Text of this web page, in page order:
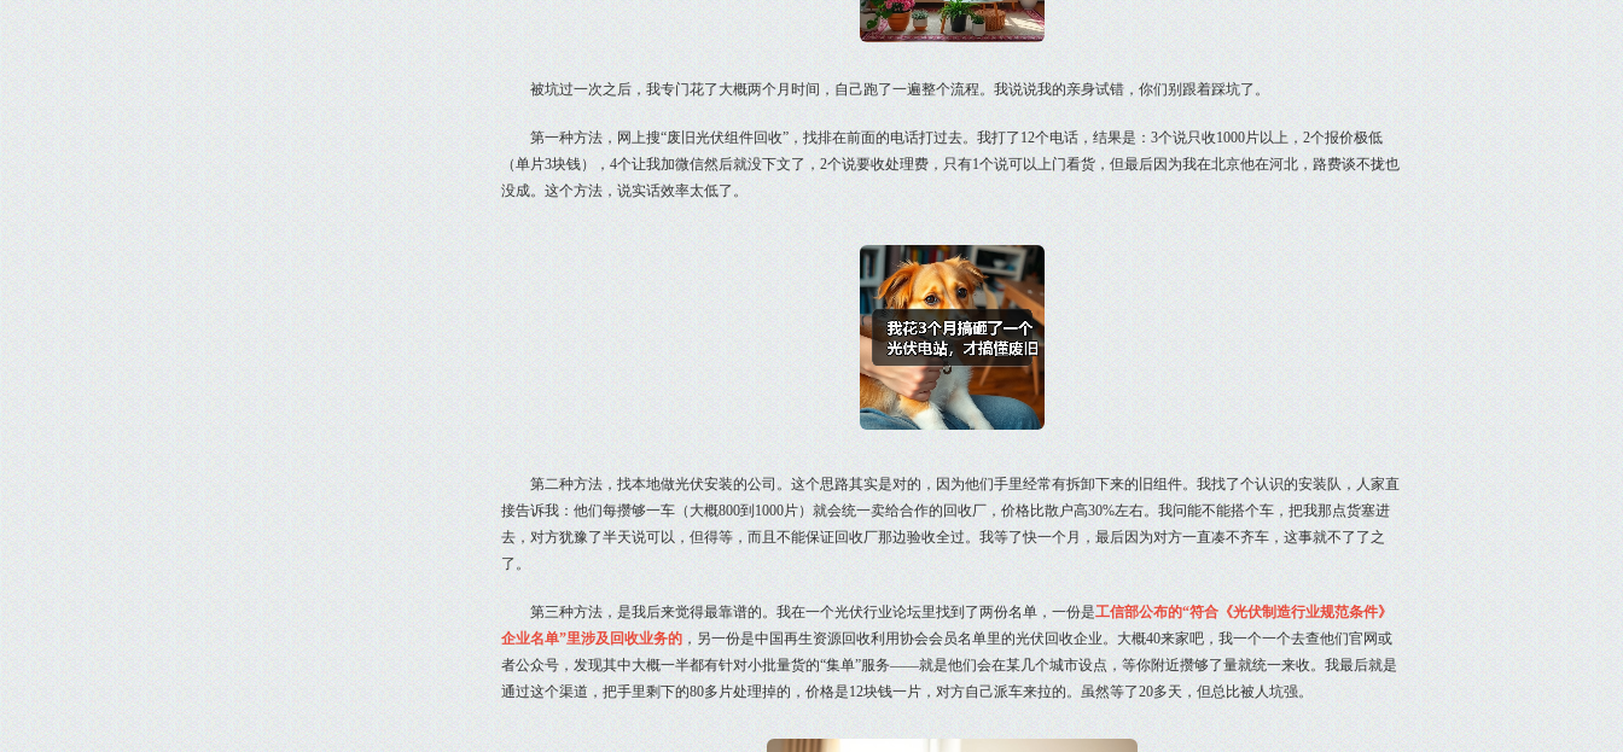
被坑过一次之后，我专门花了大概两个月时间，自己跑了一遍整个流程。我说说我的亲身试错，你们别跟着踩坑了。
第一种方法，网上搜“废旧光伏组件回收”，找排在前面的电话打过去。我打了12个电话，结果是：3个说只收1000片以上，2个报价极低
（单片3块钱），4个让我加微信然后就没下文了，2个说要收处理费，只有1个说可以上门看货，但最后因为我在北京他在河北，路费谈不拢也
没成。这个方法，说实话效率太低了。
第二种方法，找本地做光伏安装的公司。这个思路其实是对的，因为他们手里经常有拆卸下来的旧组件。我找了个认识的安装队，人家直
接告诉我：他们每攒够一车（大概800到1000片）就会统一卖给合作的回收厂，价格比散户高30%左右。我问能不能搭个车，把我那点货塞进
去，对方犹豫了半天说可以，但得等，而且不能保证回收厂那边验收全过。我等了快一个月，最后因为对方一直凑不齐车，这事就不了了之
了。
第三种方法，是我后来觉得最靠谱的。我在一个光伏行业论坛里找到了两份名单，一份是工信部公布的“符合《光伏制造行业规范条件》
企业名单”里涉及回收业务的 ，另一份是中国再生资源回收利用协会会员名单里的光伏回收企业。大概40来家吧，我一个一个去查他们官网或
者公众号，发现其中大概一半都有针对小批量货的“集单”服务——就是他们会在某几个城市设点，等你附近攒够了量就统一来收。我最后就是
通过这个渠道，把手里剩下的80多片处理掉的，价格是12块钱一片，对方自己派车来拉的。虽然等了20多天，但总比被人坑强。